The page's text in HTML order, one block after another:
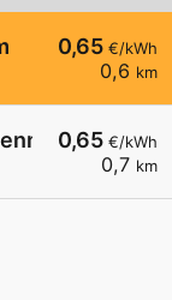
0,65 €/kWh
0,6 km
0,65 €/kWh
0,7 km